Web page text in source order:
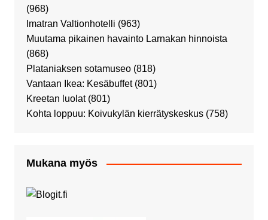
(968)
Imatran Valtionhotelli (963)
Muutama pikainen havainto Larnakan hinnoista
(868)
Plataniaksen sotamuseo (818)
Vantaan Ikea: Kesäbuffet (801)
Kreetan luolat (801)
Kohta loppuu: Koivukylän kierrätyskeskus (758)
Mukana myös